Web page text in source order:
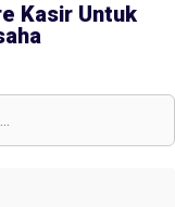
Kasir Untuk